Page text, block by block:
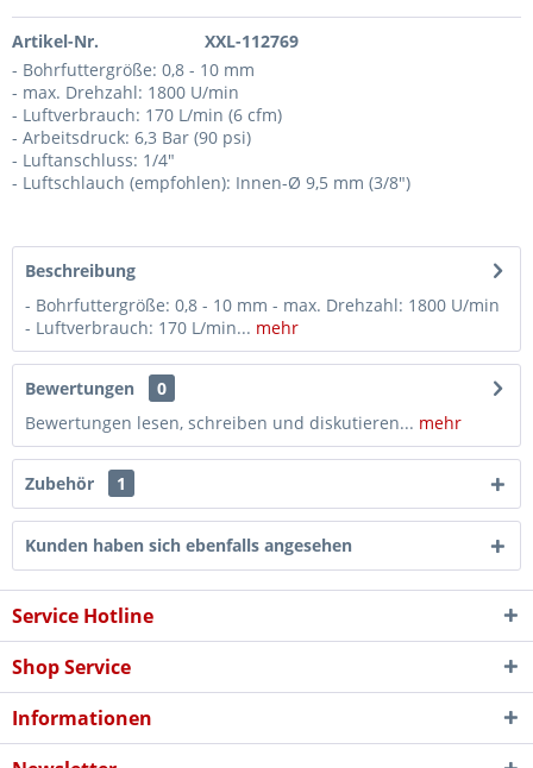
Artikel-Nr.
XXL-112769
- Bohrfuttergröße: 0,8 - 10 mm
- max. Drehzahl: 1800 U/min
- Luftverbrauch: 170 L/min (6 cfm)
- Arbeitsdruck: 6,3 Bar (90 psi)
- Luftanschluss: 1/4"
- Luftschlauch (empfohlen): Innen-Ø 9,5 mm (3/8")
Beschreibung
- Bohrfuttergröße: 0,8 - 10 mm - max. Drehzahl: 1800 U/min
- Luftverbrauch: 170 L/min... mehr
Bewertungen
0
Bewertungen lesen, schreiben und diskutieren... mehr
Zubehör 1
Kunden haben sich ebenfalls angesehen
Service Hotline
Shop Service
Informationen